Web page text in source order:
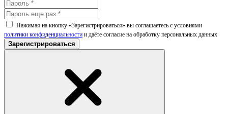
Нажимая на кнопку «Зарегистрироваться» вы соглашаетесь с условиями
политики конфиденциальности и даёте согласие на обработку персональных данных
Зарегистрироваться